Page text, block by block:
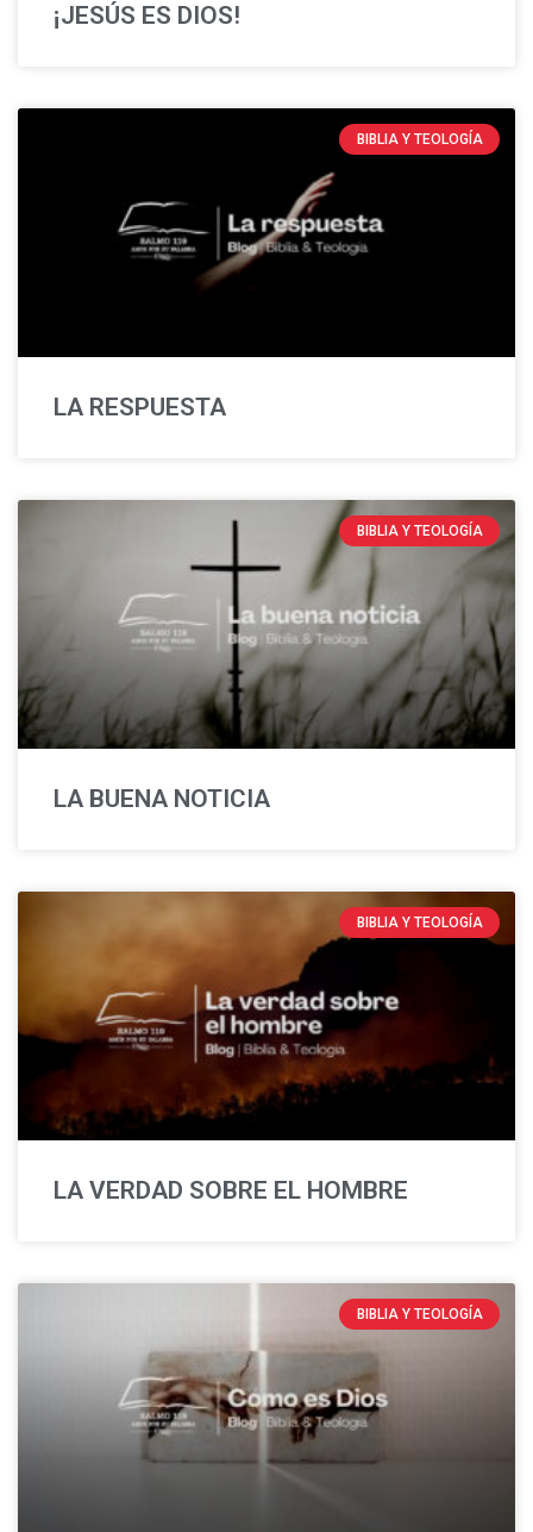
¡JESÚS ES DIOS!
BIBLIA Y TEOLOGÍA
LA RESPUESTA
BIBLIA Y TEOLOGÍA
LA BUENA NOTICIA
BIBLIA Y TEOLOGÍA
LA VERDAD SOBRE EL HOMBRE
BIBLIA Y TEOLOGÍA